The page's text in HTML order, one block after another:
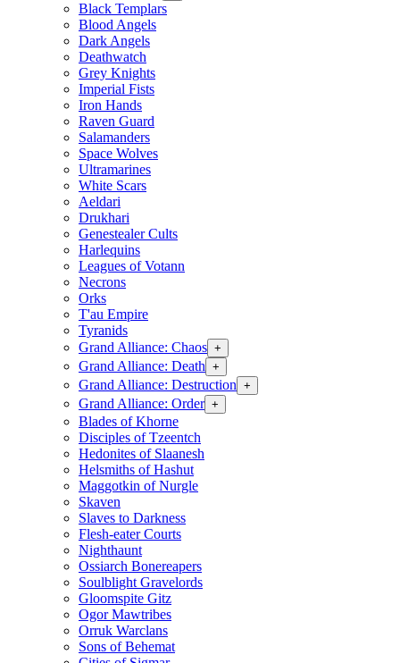
Black Templars
Blood Angels
Dark Angels
Deathwatch
Grey Knights
Imperial Fists
Iron Hands
Raven Guard
Salamanders
Space Wolves
Ultramarines
White Scars
Aeldari
Drukhari
Genestealer Cults
Harlequins
Leagues of Votann
Necrons
Orks
T'au Empire
Tyranids
Grand Alliance: Chaos +
Grand Alliance: Death +
Grand Alliance: Destruction +
Grand Alliance: Order +
Blades of Khorne
Disciples of Tzeentch
Hedonites of Slaanesh
Helsmiths of Hashut
Maggotkin of Nurgle
Skaven
Slaves to Darkness
Flesh-eater Courts
Nighthaunt
Ossiarch Bonereapers
Soulblight Gravelords
Gloomspite Gitz
Ogor Mawtribes
Orruk Warclans
Sons of Behemat